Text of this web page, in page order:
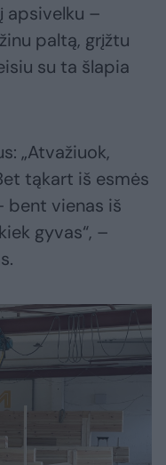
apsivelku –
paltą, grįžtu
su ta šlapia
„Atvažiuok,
tąkart iš esmės
bent vienas iš
gyvas“, –